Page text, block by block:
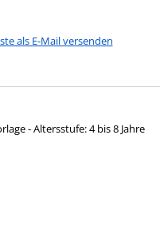
als E-Mail versenden
- Altersstufe: 4 bis 8 Jahre